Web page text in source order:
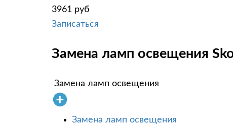
3961 руб
Записаться
Замена ламп освещения
Замена ламп освещения
Замена ламп освещения